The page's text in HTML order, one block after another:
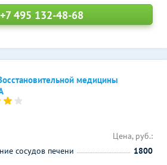
+7 495 132-48-68
медицины
Цена, руб.:
сосудов печени
1800